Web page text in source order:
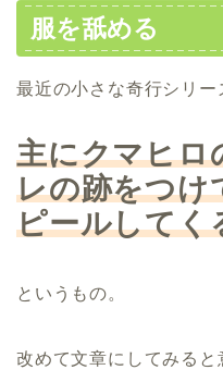
服を舐める
最近の小さな奇行シリー
主にクマヒロ
レの跡をつけ
ピールしてく
というもの。
改めて文章にしてみると